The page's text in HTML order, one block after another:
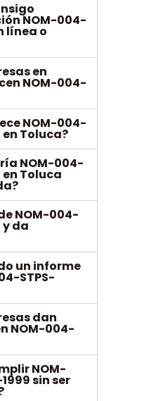
NOM-004-
línea o
en
NOM-004-
NOM-004-
en Toluca?
NOM-004-
en Toluca
NOM-004-
y da
un informe
STPS-
dan
NOM-004-
NOM-
sin ser